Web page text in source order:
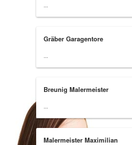
...
Gräber Garagentore
...
Breunig Malermeister
...
Malermeister Maximilian